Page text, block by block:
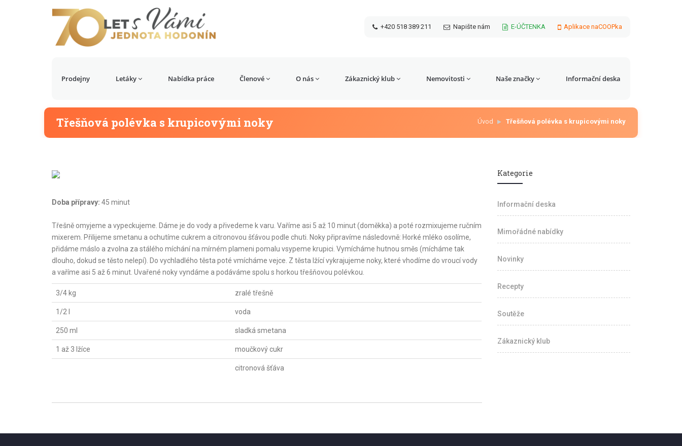
+420 518 389 211 Napište nám E-ÚČTENKA Aplikace naCOOPka
Prodejny Letáky Nabídka práce Členové O nás Zákaznický klub Nemovitosti Naše značky Informační deska
Třešňová polévka s krupicovými noky Úvod Třešňová polévka s krupicovými noky
Doba přípravy: 45 minut
Třešně omyjeme a vypeckujeme. Dáme je do vody a přivedeme k varu. Vaříme asi 5 až 10 minut (doměkka) a poté rozmixujeme ručním
mixerem. Přilijeme smetanu a ochutíme cukrem a citronovou šťávou podle chuti. Noky připravíme následovně: Horké mléko osolíme,
přidáme máslo a zvolna za stálého míchání na mírném plameni pomalu vsypeme krupici. Vymícháme hutnou směs (mícháme tak
dlouho, dokud se těsto nelepí). Do vychladlého těsta poté vmícháme vejce. Z těsta lžící vykrajujeme noky, které vhodíme do vroucí vody
a vaříme asi 5 až 6 minut. Uvařené noky vyndáme a podáváme spolu s horkou třešňovou polévkou.
3/4 kg zralé třešně
1/2 l voda
250 ml sladká smetana
1 až 3 lžíce moučkový cukr
citronová šťáva
Kategorie
Informační deska
Mimořádné nabídky
Novinky
Recepty
Soutěže
Zákaznický klub